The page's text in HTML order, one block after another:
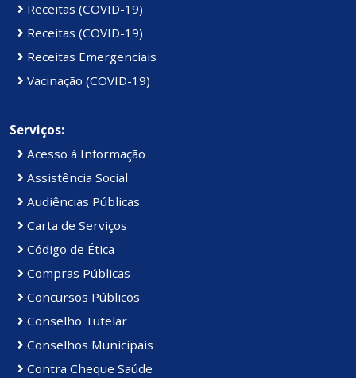
Receitas (COVID-19)
Receitas (COVID-19)
Receitas Emergenciais
Vacinação (COVID-19)
Serviços:
Acesso à Informação
Assistência Social
Audiências Públicas
Carta de Serviços
Código de Ética
Compras Públicas
Concursos Públicos
Conselho Tutelar
Conselhos Municipais
Contra Cheque Saúde